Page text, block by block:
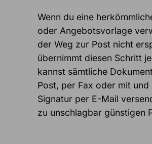
Wenn du eine
oder Angebotsvorlage
der Weg zur Post nicht
übernimmt diesen Schritt
kannst sämtliche
Post, per Fax oder mit
Signatur per E-Mail
zu unschlagbar günstigen